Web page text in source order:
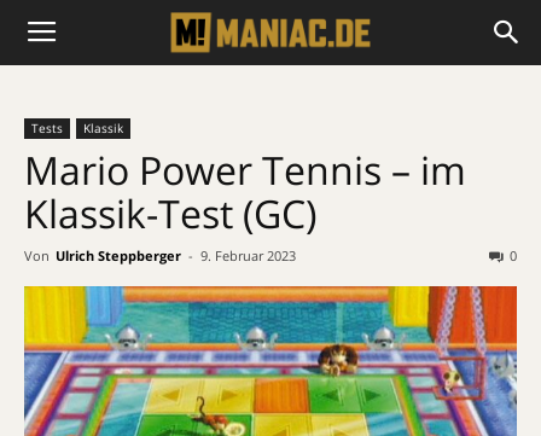
Tests Klassik
Mario Power Tennis – im
Klassik-Test (GC)
Von Ulrich Steppberger - 9. Februar 2023 0